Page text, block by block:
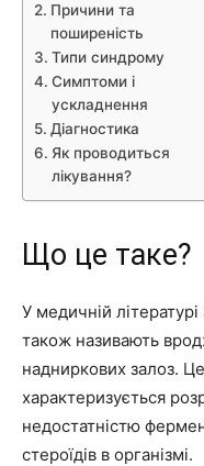
Причини та
поширеність
Типи синдрому
Симптоми і
ускладнення
Діагностика
Як проводиться
лікування?
Що це таке?
У медичній
також називають
надниркових залоз.
характеризується
недостатністю
стероїдів в організмі.